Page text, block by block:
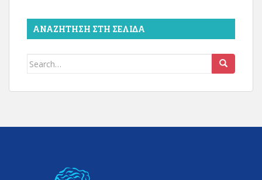
ΑΝΑΖΉΤΗΣΗ ΣΤΗ ΣΕΛΊΔΑ
Search